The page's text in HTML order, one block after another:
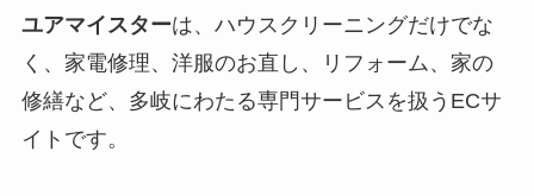
ユアマイスターは、ハウスクリーニングだけでな
く、家電修理、洋服のお直し、リフォーム、家の
修繕など、多岐にわたる専門サービスを扱うECサ
イトです。